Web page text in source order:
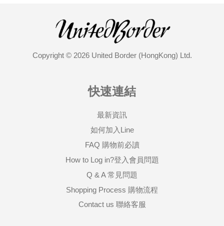
Copyright © 2026 United Border (HongKong) Ltd.
快速連結
最新資訊
如何加入Line
FAQ 購物前必讀
How to Log in?登入會員問題
Q & A 常見問題
Shopping Process 購物流程
Contact us 聯絡客服